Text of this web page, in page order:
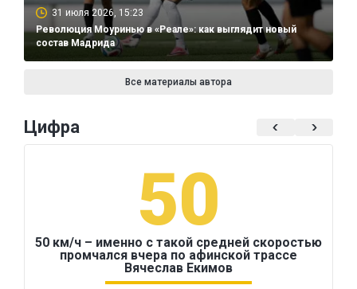
31 июля 2026, 15:23
Революция Моуринью в «Реале»: как выглядит новый
состав Мадрида
Все материалы автора
Цифра
50
50 км/ч – именно с такой средней скоростью
промчался вчера по афинской трассе
Вячеслав Екимов